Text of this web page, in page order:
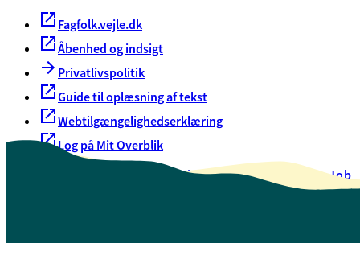
Fagfolk.vejle.dk
Åbenhed og indsigt
Privatlivspolitik
Guide til oplæsning af tekst
Webtilgængelighedserklæring
Log på Mit Overblik
Oversigt over selvbetjeningJob